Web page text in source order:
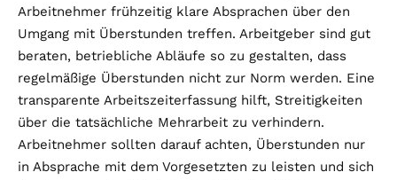
Arbeitnehmer frühzeitig klare Absprachen über den
Umgang mit Überstunden treffen. Arbeitgeber sind gut
beraten, betriebliche Abläufe so zu gestalten, dass
regelmäßige Überstunden nicht zur Norm werden. Eine
transparente Arbeitszeiterfassung hilft, Streitigkeiten
über die tatsächliche Mehrarbeit zu verhindern.
Arbeitnehmer sollten darauf achten, Überstunden nur
in Absprache mit dem Vorgesetzten zu leisten und sich